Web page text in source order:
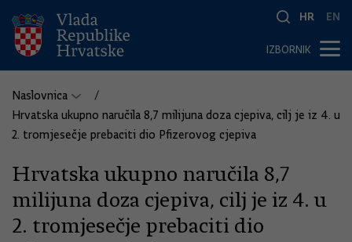
HR EN
IZBORNIK
Naslovnica
Hrvatska ukupno naručila 8,7 milijuna doza cjepiva, cilj je iz 4. u
2. tromjesečje prebaciti dio Pfizerovog cjepiva
Hrvatska ukupno naručila 8,7
milijuna doza cjepiva, cilj je iz 4. u
2. tromjesečje prebaciti dio